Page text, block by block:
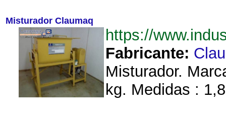
Misturador Claumaq
https://
Fabricante:
Misturador.
kg. Medidas :